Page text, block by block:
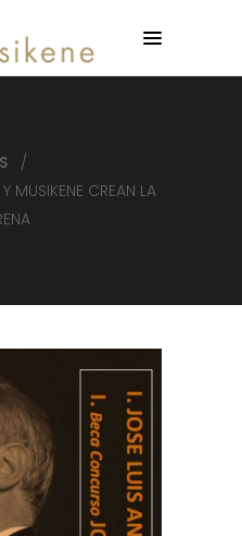
/
MUSIKENE CREAN LA